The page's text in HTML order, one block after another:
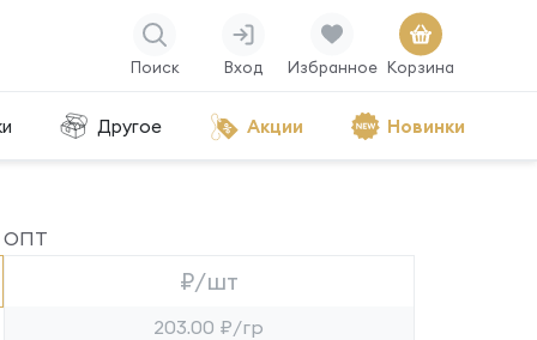
Поиск Вход Избранное Корзина
Другое Акции Новинки
ОПТ
₽/шт
203.00 ₽/гр